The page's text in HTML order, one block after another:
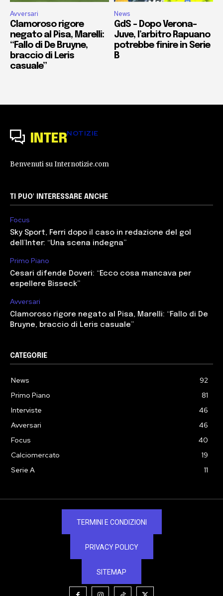
Avversari
Clamoroso rigore
negato al Pisa, Marelli:
“Fallo di De Bruyne,
braccio di Leris
casuale”
News
GdS – Dopo Verona-
Juve, l’arbitro Rapuano
potrebbe finire in Serie
B
INTERNOTIZIE
Benvenuti su Internotizie.com
TI PUO' INTERESSARE ANCHE
Focus
Sky Sport, Ferri dopo il caso in redazione del gol
dell’Inter: “Una scena indegna”
Primo Piano
Cesari difende Doveri: “Ecco cosa mancava per
espellere Bisseck”
Avversari
Clamoroso rigore negato al Pisa, Marelli: “Fallo di De
Bruyne, braccio di Leris casuale”
CATEGORIE
News
92
Primo Piano
81
Interviste
46
Avversari
46
Focus
40
Calciomercato
19
Serie A
11
TERMINI E CONDIZIONI
PRIVACY POLICY
SITEMAP